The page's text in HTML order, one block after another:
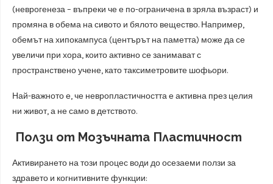
(неврогенеза – въпреки че е по-ограничена в зряла възраст) и
промяна в обема на сивото и бялото вещество. Например,
обемът на хипокампуса (центърът на паметта) може да се
увеличи при хора, които активно се занимават с
пространствено учене, като таксиметровите шофьори.
Най-важното е, че невропластичността е активна през целия
ни живот, а не само в детството.
Ползи от Мозъчната Пластичност
Активирането на този процес води до осезаеми ползи за
здравето и когнитивните функции: